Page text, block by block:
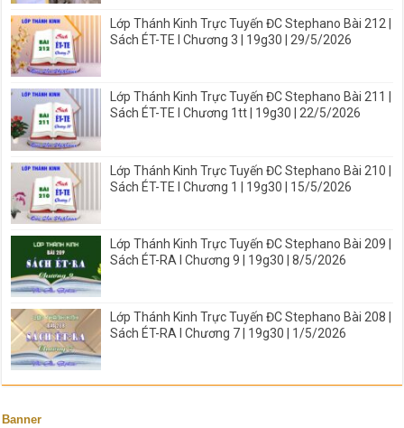
Lớp Thánh Kinh Trực Tuyến ĐC Stephano Bài 212 |
Sách ÉT-TE I Chương 3 | 19g30 | 29/5/2026
Lớp Thánh Kinh Trực Tuyến ĐC Stephano Bài 211 |
Sách ÉT-TE I Chương 1tt | 19g30 | 22/5/2026
Lớp Thánh Kinh Trực Tuyến ĐC Stephano Bài 210 |
Sách ÉT-TE I Chương 1 | 19g30 | 15/5/2026
Lớp Thánh Kinh Trực Tuyến ĐC Stephano Bài 209 |
Sách ÉT-RA I Chương 9 | 19g30 | 8/5/2026
Lớp Thánh Kinh Trực Tuyến ĐC Stephano Bài 208 |
Sách ÉT-RA I Chương 7 | 19g30 | 1/5/2026
Banner